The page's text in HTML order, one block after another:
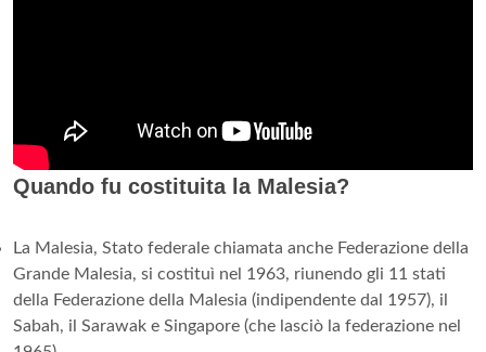
Quando fu costituita la Malesia?
La Malesia, Stato federale chiamata anche Federazione della
Grande Malesia, si costituì nel 1963, riunendo gli 11 stati
della Federazione della Malesia (indipendente dal 1957), il
Sabah, il Sarawak e Singapore (che lasciò la federazione nel